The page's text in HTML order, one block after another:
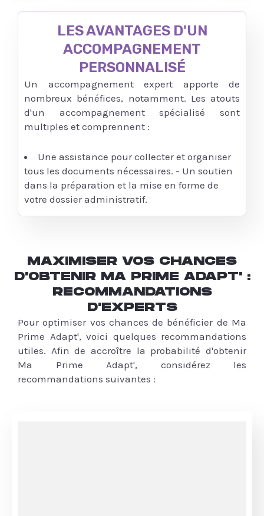
LES AVANTAGES D'UN
ACCOMPAGNEMENT
PERSONNALISÉ
Un accompagnement expert apporte de
nombreux bénéfices, notamment. Les atouts
d'un accompagnement spécialisé sont
multiples et comprennent :
Une assistance pour collecter et organiser
tous les documents nécessaires. - Un soutien
dans la préparation et la mise en forme de
votre dossier administratif.
MAXIMISER VOS CHANCES
D'OBTENIR MA PRIME ADAPT' :
RECOMMANDATIONS
D'EXPERTS
Pour optimiser vos chances de bénéficier de Ma
Prime Adapt', voici quelques recommandations
utiles. Afin de accroître la probabilité d'obtenir
Ma Prime Adapt', considérez les
recommandations suivantes :